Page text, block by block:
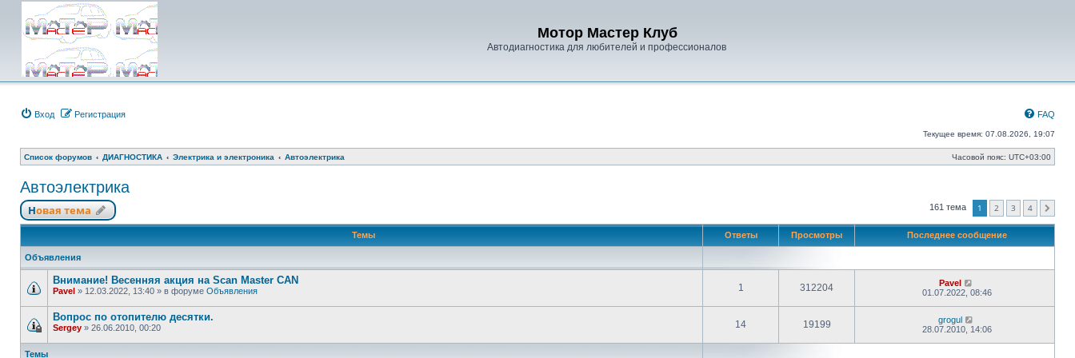
Мотор Мастер Клуб
Автодиагностика для любителей и профессионалов
Вход Регистрация FAQ
Текущее время: 07.08.2026, 19:07
Список форумов ДИАГНОСТИКА Электрика и электроника Автоэлектрика Часовой пояс: UTC+03:00
Автоэлектрика
Новая тема 161 тема 1 2 3 4
Темы Ответы Просмотры Последнее сообщение
Объявления
Внимание! Весенняя акция на Scan Master CAN
Pavel » 12.03.2022, 13:40 » в форуме Объявления 1 312204
Pavel
01.07.2022, 08:46
Вопрос по отопителю десятки.
Sergey » 26.06.2010, 00:20 14 19199
grogul
28.07.2010, 14:06
Темы